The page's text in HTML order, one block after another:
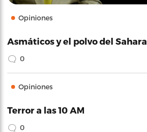
Opiniones
Asmáticos y el polvo del Sahara
0
Opiniones
Terror a las 10 AM
0